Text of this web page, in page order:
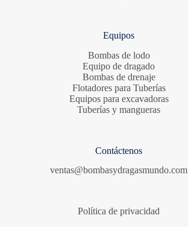
Equipos
Bombas de lodo
Equipo de dragado
Bombas de drenaje
Flotadores para Tuberías
Equipos para excavadoras
Tuberías y mangueras
Contáctenos
ventas@bombasydragasmundo.com
Política de privacidad